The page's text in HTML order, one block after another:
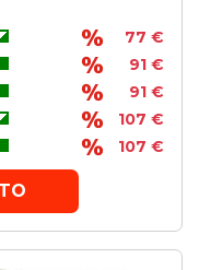
77 €
91 €
91 €
107 €
107 €